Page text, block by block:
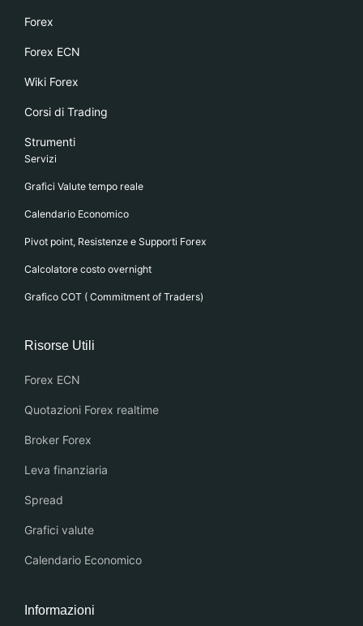
Forex
Forex ECN
Wiki Forex
Corsi di Trading
Strumenti
Servizi
Grafici Valute tempo reale
Calendario Economico
Pivot point, Resistenze e Supporti Forex
Calcolatore costo overnight
Grafico COT ( Commitment of Traders)
Risorse Utili
Forex ECN
Quotazioni Forex realtime
Broker Forex
Leva finanziaria
Spread
Grafici valute
Calendario Economico
Informazioni